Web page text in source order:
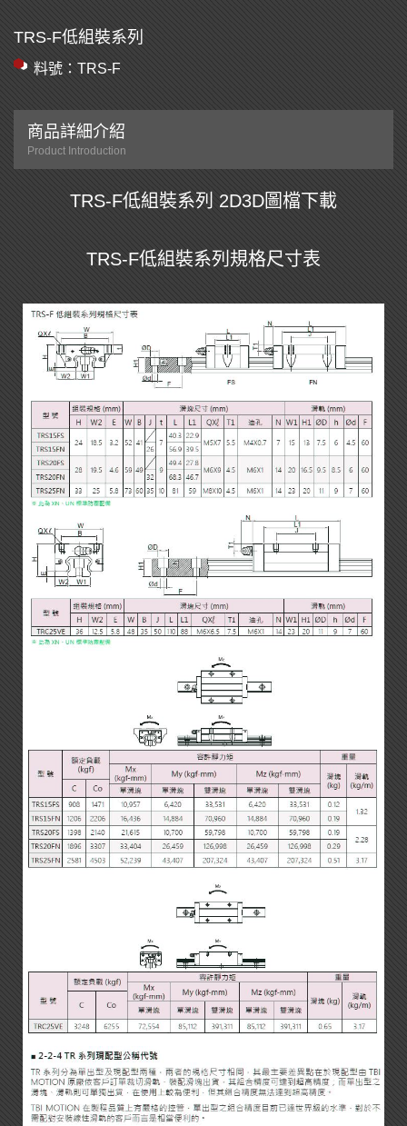
TRS-F低組裝系列
料號：TRS-F
商品詳細介紹
Product Introduction
​​​​TRS-F低組裝系列 2D3D圖檔下載
TRS-F低組裝系列規格尺寸表